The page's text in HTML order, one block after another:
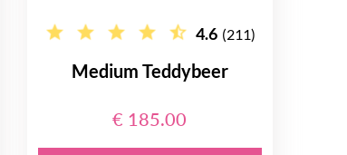
4.6 (211)
Medium Teddybeer
€ 185.00